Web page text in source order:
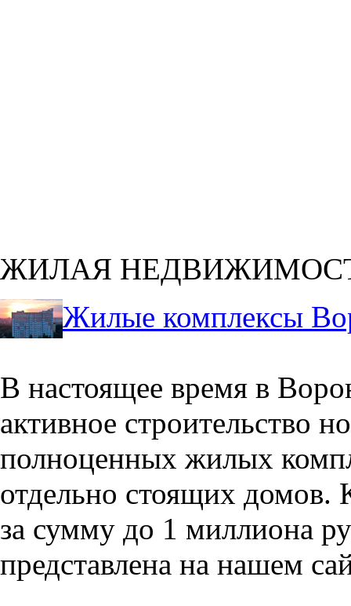
ЖИЛАЯ
Жилые комплексы
В настоящее время в
активное строительство
полноценных жилых
отдельно стоящих домов.
за сумму до 1 миллиона
представлена на нашем